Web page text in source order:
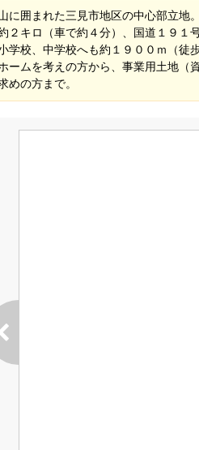
に囲まれた三見市地区の中心部立地
２キロ（車で約４分）、国道１９１
学校、中学校へも約１９００ｍ（徒
ームを考えの方から、事業用土地（
めの方まで。